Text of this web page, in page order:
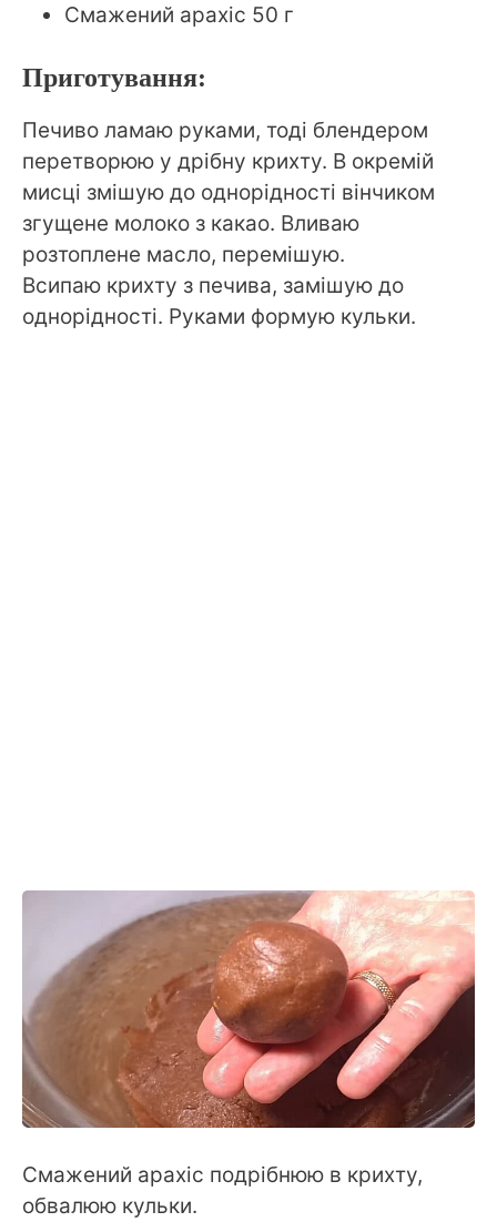
Смажений арахіс 50 г
Приготування:
Печиво ламаю руками, тоді блендером
перетворюю у дрібну крихту. В окремій
мисці змішую до однорідності вінчиком
згущене молоко з какао. Вливаю
розтоплене масло, перемішую.
Всипаю крихту з печива, замішую до
однорідності. Руками формую кульки.
Смажений арахіс подрібнюю в крихту,
обвалюю кульки.